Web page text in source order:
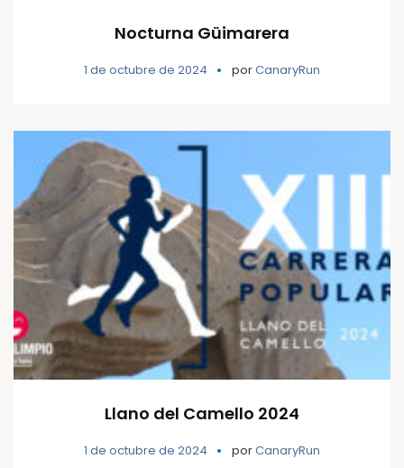
Nocturna Güimarera
1 de octubre de 2024 porCanaryRun
Llano del Camello 2024
1 de octubre de 2024 porCanaryRun